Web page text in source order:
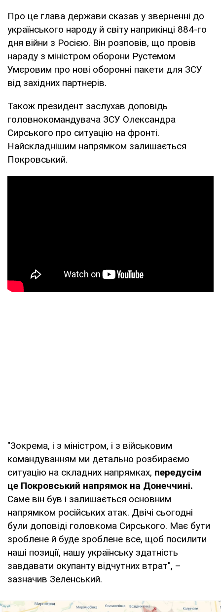
Про це глава держави сказав у зверненні до
українського народу й світу наприкінці 884-го
дня війни з Росією. Він розповів, що провів
нараду з міністром оборони Рустемом
Умєровим про нові оборонні пакети для ЗСУ
від західних партнерів.
Також президент заслухав доповідь
головнокомандувача ЗСУ Олександра
Сирського про ситуацію на фронті.
Найскладнішим напрямком залишається
Покровський.
"Зокрема, і з міністром, і з військовим
командуванням ми детально розбираємо
ситуацію на складних напрямках, передусім
це Покровський напрямок на Донеччині.
Саме він був і залишається основним
напрямком російських атак. Двічі сьогодні
були доповіді головкома Сирського. Має бути
зроблене й буде зроблене все, щоб посилити
наші позиції, нашу українську здатність
завдавати окупанту відчутних втрат", –
зазначив Зеленський.